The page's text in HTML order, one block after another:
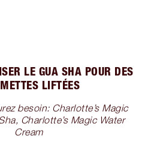
LE GUA SHA POUR DES
LIFTÉES
besoin: Charlotte’s Magic
Charlotte’s Magic Water
Cream